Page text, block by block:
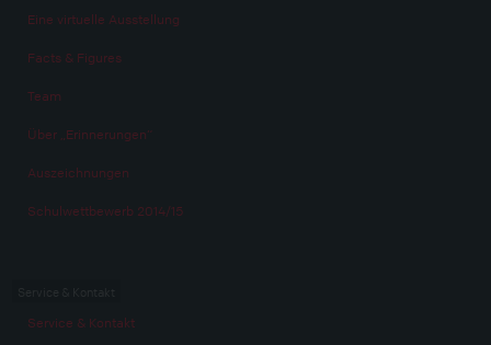
Eine virtuelle Ausstellung
Facts & Figures
Team
Über „Erinnerungen“
Auszeichnungen
Schulwettbewerb 2014/15
Service & Kontakt